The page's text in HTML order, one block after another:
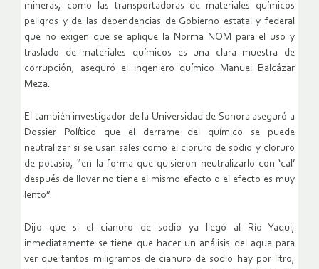
mineras, como las transportadoras de materiales químicos
peligros y de las dependencias de Gobierno estatal y federal
que no exigen que se aplique la Norma NOM para el uso y
traslado de materiales químicos es una clara muestra de
corrupción, aseguró el ingeniero químico Manuel Balcázar
Meza.
El también investigador de la Universidad de Sonora aseguró a
Dossier Político que el derrame del químico se puede
neutralizar si se usan sales como el cloruro de sodio y cloruro
de potasio, “en la forma que quisieron neutralizarlo con ‘cal’
después de llover no tiene el mismo efecto o el efecto es muy
lento”.
Dijo que si el cianuro de sodio ya llegó al Río Yaqui,
inmediatamente se tiene que hacer un análisis del agua para
ver que tantos miligramos de cianuro de sodio hay por litro,